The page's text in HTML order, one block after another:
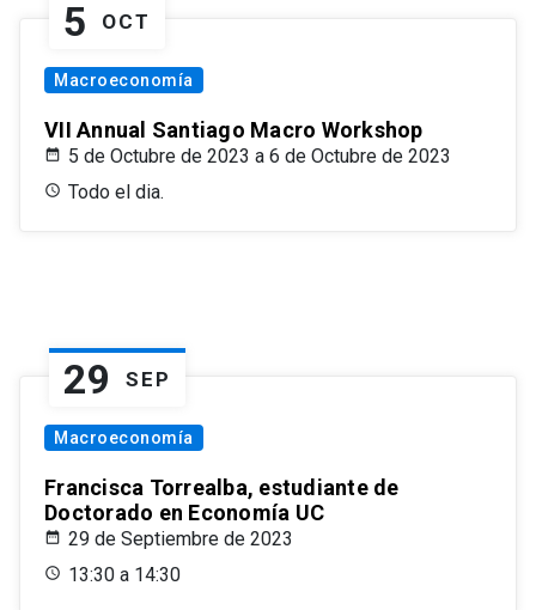
5 OCT
Macroeconomía
VII Annual Santiago Macro Workshop
5 de Octubre de 2023 a 6 de Octubre de 2023
Todo el dia.
29 SEP
Macroeconomía
Francisca Torrealba, estudiante de
Doctorado en Economía UC
29 de Septiembre de 2023
13:30 a 14:30